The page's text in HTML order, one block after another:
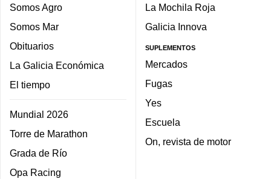
Somos Agro
Somos Mar
Obituarios
La Galicia Económica
El tiempo
Mundial 2026
Torre de Marathon
Grada de Río
Opa Racing
La Mochila Roja
Galicia Innova
SUPLEMENTOS
Mercados
Fugas
Yes
Escuela
On, revista de motor